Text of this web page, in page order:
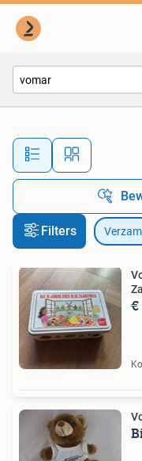
Filters
€